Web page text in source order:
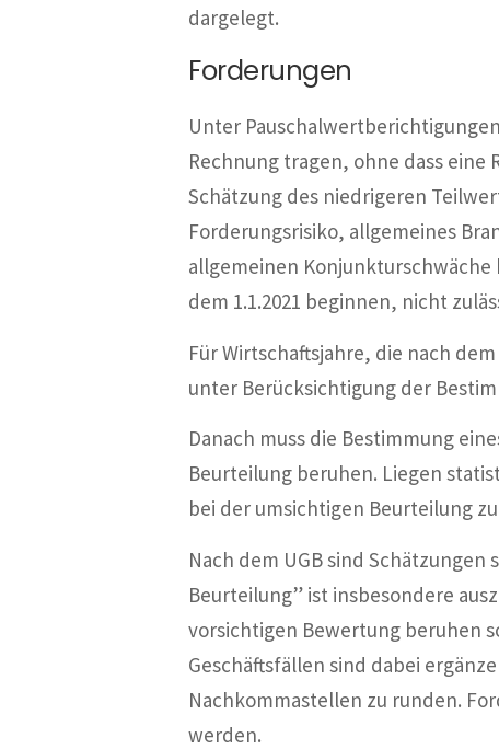
dargelegt.
Forderungen
Unter
Rechnung tragen, ohne dass
Schätzung des niedrigeren
Forderungsrisiko, allgemeines
allgemeinen
dem 1.1.2021 beginnen, nicht
Für Wirtschaftsjahre, die nach
unter Berücksichtigung der
Danach muss die Bestimmung
Beurteilung beruhen. Liegen
bei der umsichtigen Beurteilung
Nach dem UGB sind
Beurteilung” ist insbesondere
vorsichtigen Bewertung beruhen
Geschäftsfällen sind dabei
Nachkommastellen zu runden.
werden.